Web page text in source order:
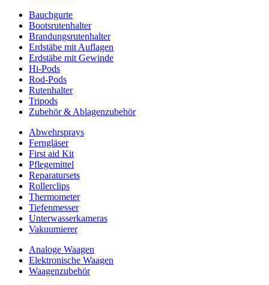
Bauchgurte
Bootsrutenhalter
Brandungsrutenhalter
Erdstäbe mit Auflagen
Erdstäbe mit Gewinde
Hi-Pods
Rod-Pods
Rutenhalter
Tripods
Zubehör & Ablagenzubehör
Abwehrsprays
Ferngläser
First aid Kit
Pflegemittel
Reparatursets
Rollerclips
Thermometer
Tiefenmesser
Unterwasserkameras
Vakuumierer
Analoge Waagen
Elektronische Waagen
Waagenzubehör